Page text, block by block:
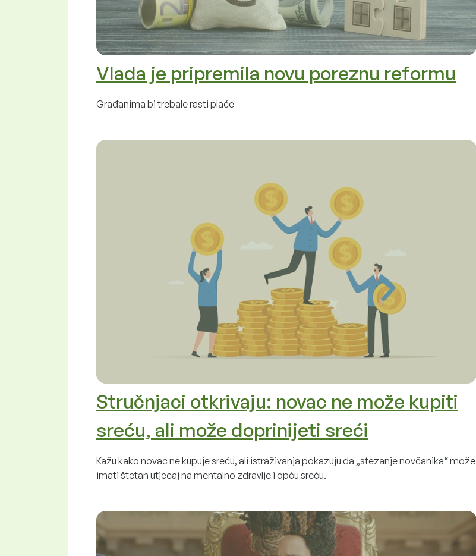
Vlada je pripremila novu poreznu reformu
Građanima bi trebale rasti plaće
Stručnjaci otkrivaju: novac ne može kupiti
sreću, ali može doprinijeti sreći
Kažu kako novac ne kupuje sreću, ali istraživanja pokazuju da „stezanje novčanika“ može
imati štetan utjecaj na mentalno zdravlje i opću sreću.